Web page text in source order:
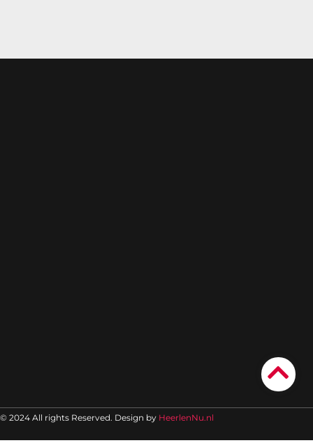
© 2024 All rights Reserved. Design by HeerlenNu.nl